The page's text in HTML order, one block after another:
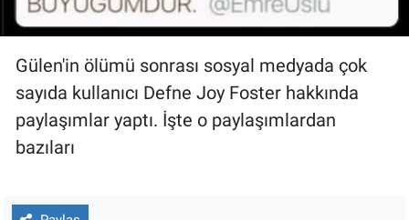
Gülen'in ölümü sonrası sosyal medyada çok
sayıda kullanıcı Defne Joy Foster hakkında
paylaşımlar yaptı. İşte o paylaşımlardan
bazıları